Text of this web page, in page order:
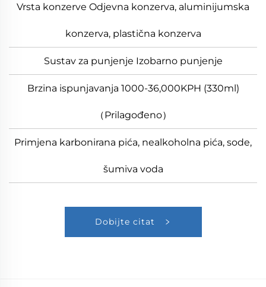
Vrsta konzerve Odjevna konzerva, aluminijumska
konzerva, plastična konzerva
Sustav za punjenje Izobarno punjenje
Brzina ispunjavanja 1000-36,000KPH (330ml)
（Prilagođeno）
Primjena karbonirana pića, nealkoholna pića, sode,
šumiva voda
Dobijte citat